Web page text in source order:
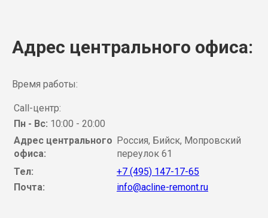
Адрес центрального офиса:
Время работы:
Call-центр:
Пн - Вс: 10:00 - 20:00
Адрес центрального
офиса:
Россия, Бийск, Мопровский
переулок 61
Тел:
+7 (495) 147-17-65
Почта:
info@acline-remont.ru